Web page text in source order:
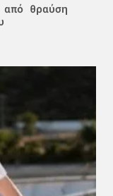
θραύση